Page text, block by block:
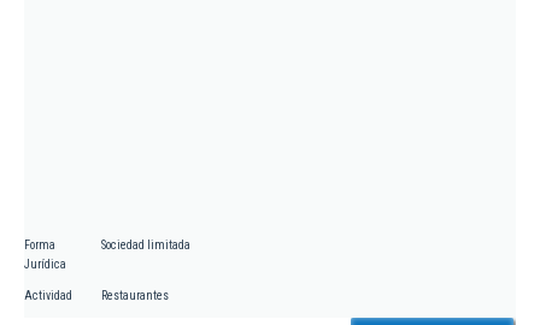
Forma
Jurídica
Sociedad limitada
Actividad Restaurantes